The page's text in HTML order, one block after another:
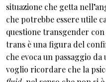
situazione che getta
che potrebbe essere utile
questione transgender
trans è una figura del
che evoca un passaggio
voglio ricordare che la